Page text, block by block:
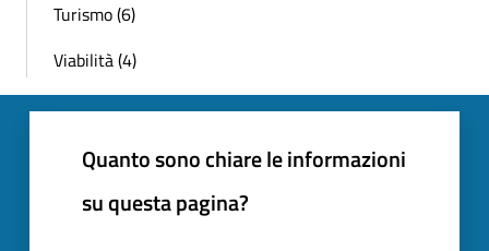
Turismo (6)
Viabilità (4)
Quanto sono chiare le informazioni
su questa pagina?